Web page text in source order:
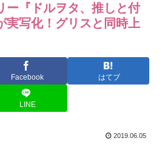
ー『ドルヲタ、推しと付
実写化！グリスと同時上
Facebook はてブ
LINE
2019.06.05